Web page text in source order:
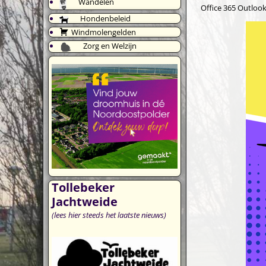
Office 365
Hondenbeleid
Windmolengelden
Zorg en Welzijn
Tollebeker
Jachtweide
(lees hier steeds het laatste nieuws)